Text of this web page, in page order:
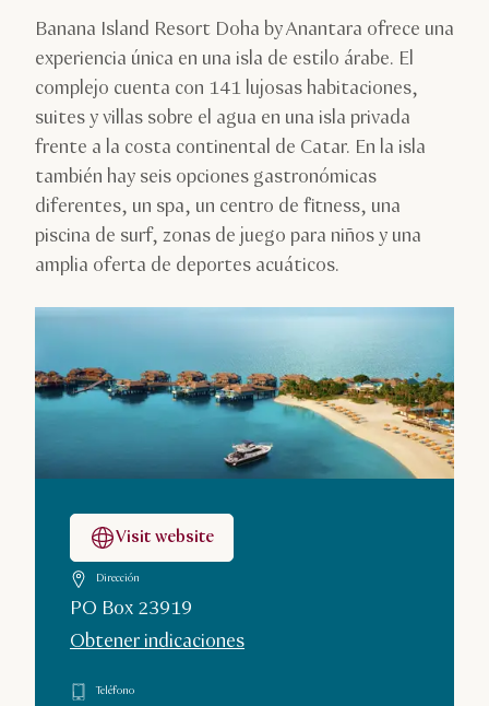
Banana Island Resort Doha by Anantara ofrece una
experiencia única en una isla de estilo árabe. El
complejo cuenta con 141 lujosas habitaciones,
suites y villas sobre el agua en una isla privada
frente a la costa continental de Catar. En la isla
también hay seis opciones gastronómicas
diferentes, un spa, un centro de fitness, una
piscina de surf, zonas de juego para niños y una
amplia oferta de deportes acuáticos.
Visit website
Dirección
PO Box 23919
Obtener indicaciones
Teléfono